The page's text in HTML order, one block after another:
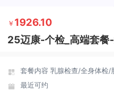
￥ 1926.10
25迈康-个检_高端套餐
套餐内容 乳腺检查/全身体检/
最近可约